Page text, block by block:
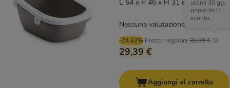
L 64 x P 46 x H 31 cm
-24.62% Prezzo regolare38,99 €
ultimi 30 gg,
prima dello
sconto.
29,39 €
Nessuna valutazione
Aggiungi al carrello